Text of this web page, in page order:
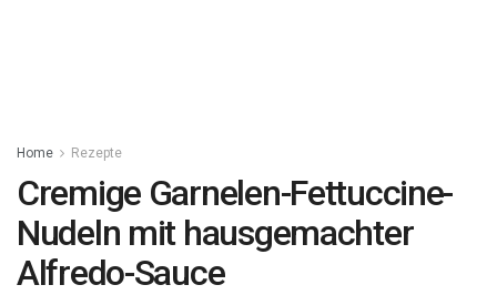
Home Rezepte
Cremige Garnelen-Fettuccine-
Nudeln mit hausgemachter
Alfredo-Sauce